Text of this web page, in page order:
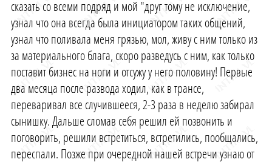
сказать со всеми подряд и мой "друг тому не исключение,
узнал что она всегда была инициатором таких общений,
узнал что поливала меня грязью, мол, живу с ним только из
за материального блага, скоро разведусь с ним, как только
поставит бизнес на ноги и отсужу у него половину! Первые
два месяца после развода ходил, как в трансе,
переваривал все случившееся, 2-3 раза в неделю забирал
сынишку. Дальше сломав себя решил ей позвонить и
поговорить, решили встретиться, встретились, пообщались,
переспали. Позже при очередной нашей встречи узнаю от